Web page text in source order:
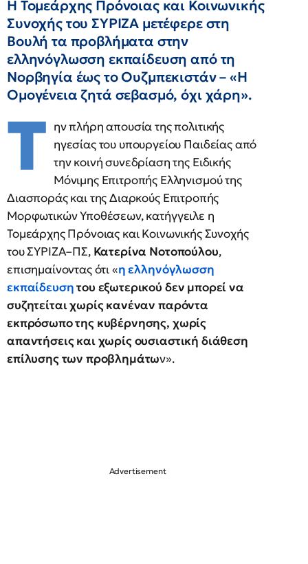
Η Τομεάρχης Πρόνοιας και Κοινωνικής
Συνοχής του ΣΥΡΙΖΑ μετέφερε στη
Βουλή τα προβλήματα στην
ελληνόγλωσση εκπαίδευση από τη
Νορβηγία έως το Ουζμπεκιστάν – «Η
Ομογένεια ζητά σεβασμό, όχι χάρη».
Τ ην πλήρη απουσία της πολιτικής
ηγεσίας του υπουργείου Παιδείας από
την κοινή συνεδρίαση της Ειδικής
Μόνιμης Επιτροπής Ελληνισμού της
Διασποράς και της Διαρκούς Επιτροπής
Μορφωτικών Υποθέσεων, κατήγγειλε η
Τομεάρχης Πρόνοιας και Κοινωνικής Συνοχής
του ΣΥΡΙΖΑ–ΠΣ, Κατερίνα Νοτοπούλου,
επισημαίνοντας ότι «η ελληνόγλωσση
εκπαίδευσητου εξωτερικού δεν μπορεί να
συζητείται χωρίς κανέναν παρόντα
εκπρόσωπο της κυβέρνησης, χωρίς
απαντήσεις και χωρίς ουσιαστική διάθεση
επίλυσης των προβλημάτων».